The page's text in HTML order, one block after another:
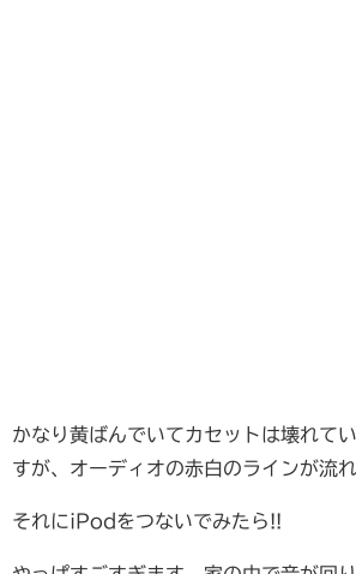
かなり黄ばんでいてカセットは壊れて
すが、オーディオの赤白のラインが流
それにiPodをつないでみたら!!